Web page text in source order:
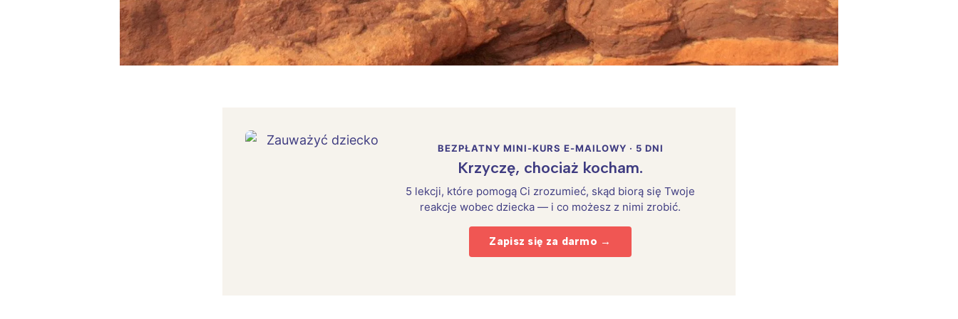
BEZPŁATNY MINI-KURS E-MAILOWY · 5 DNI
Krzyczę, chociaż kocham.
5 lekcji, które pomogą Ci zrozumieć, skąd biorą się Twoje
reakcje wobec dziecka — i co możesz z nimi zrobić.
Zapisz się za darmo →
Poznań
Wrocław
Północ
Wszystkie